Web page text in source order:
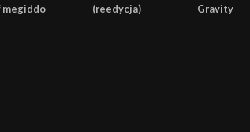
megiddo
(reedycja)
Gravity